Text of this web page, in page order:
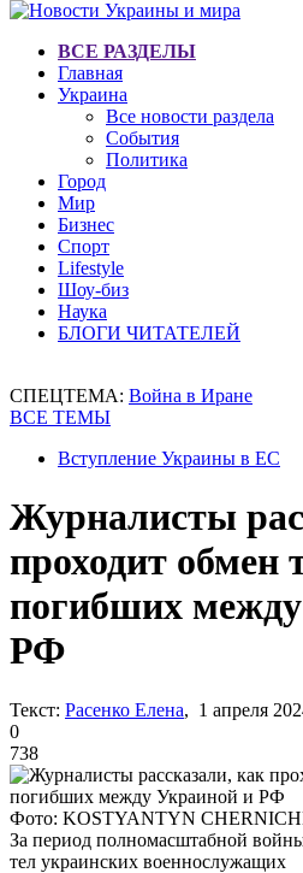
ВСЕ РАЗДЕЛЫ
Главная
Украина
Все новости раздела
События
Политика
Город
Мир
Бизнес
Спорт
Lifestyle
Шоу-биз
Наука
БЛОГИ ЧИТАТЕЛЕЙ
СПЕЦТЕМА: Война в Иране
ВСЕ ТЕМЫ
Вступление Украины в ЕС
Журналисты
проходит обмен
погибших
РФ
Текст: Расенко Елена, 1 апреля
0
738
Фото: KOSTYANTYN
За период полномасштабной
тел украинских военнослужащих